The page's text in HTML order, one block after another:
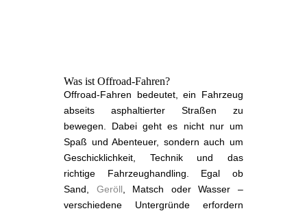
Was ist Offroad-Fahren?
Offroad-Fahren bedeutet, ein Fahrzeug
abseits asphaltierter Straßen zu
bewegen. Dabei geht es nicht nur um
Spaß und Abenteuer, sondern auch um
Geschicklichkeit, Technik und das
richtige Fahrzeughandling. Egal ob
Sand, Geröll , Matsch oder Wasser –
verschiedene Untergründe erfordern